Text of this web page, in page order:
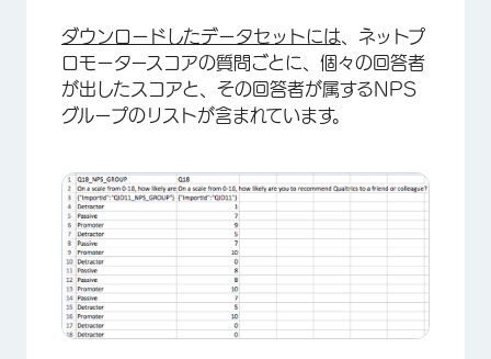
ダウンロードしたデータセットには、ネットプ
ロモータースコアの質問ごとに、個々の回答者
が出したスコアと、その回答者が属するNPS
グループのリストが含まれています。